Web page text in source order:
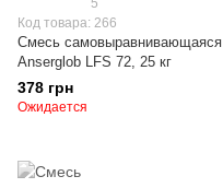
5
Код товара: 266
Смесь самовыравнивающаяся
Anserglob LFS 72, 25 кг
378 грн
Ожидается